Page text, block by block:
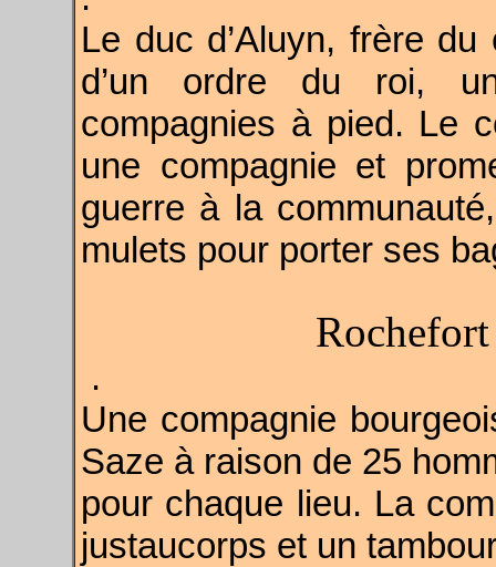
Le duc d’Aluyn, frère
d’un ordre du roi,
compagnies à pied. Le
une compagnie et
guerre à la
mulets pour porter ses
.
Une compagnie
Saze à raison de 25
pour chaque lieu. La
justaucorps et un